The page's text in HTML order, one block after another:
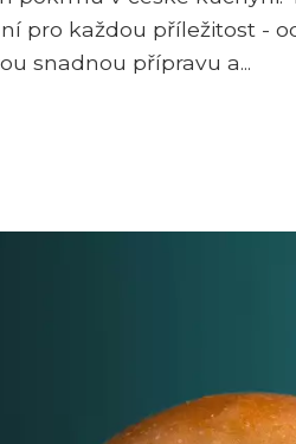
pro každou příležitost -
snadnou přípravu a...